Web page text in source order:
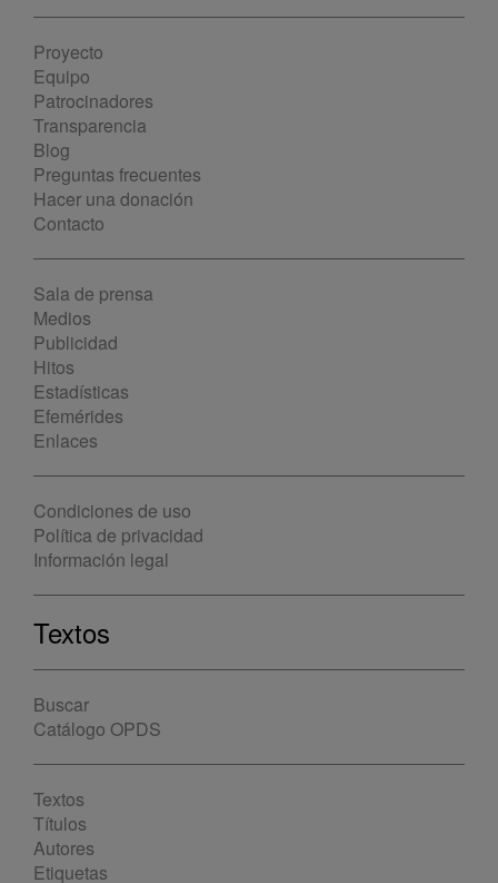
Proyecto
Equipo
Patrocinadores
Transparencia
Blog
Preguntas frecuentes
Hacer una donación
Contacto
Sala de prensa
Medios
Publicidad
Hitos
Estadísticas
Efemérides
Enlaces
Condiciones de uso
Política de privacidad
Información legal
Textos
Buscar
Catálogo OPDS
Textos
Títulos
Autores
Etiquetas